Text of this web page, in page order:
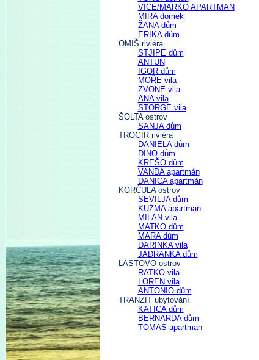
VICE/MARKO APARTMAN
MIRA domek
ŽANA dům
ERIKA dům
OMIŠ riviéra
STJIPE dům
ANTUN
IGOR dům
MOŘE vila
ZVONE vila
ANA vila
STORGE vila
ŠOLTA ostrov
SANJA dům
TROGIR riviéra
DANIELA dům
DINO dům
KREŠO dům
VANDA apartmán
DANICA apartmán
KORČULA ostrov
SEVILJA dům
KUZMA apartman
MILAN vila
MATKO dům
MARA dům
DARINKA vila
JADRANKA dům
LASTOVO ostrov
RATKO vila
LOREN vila
ANTONIO dům
TRANZIT ubytování
KATICA dům
BERNARDA dům
TOMAS apartman